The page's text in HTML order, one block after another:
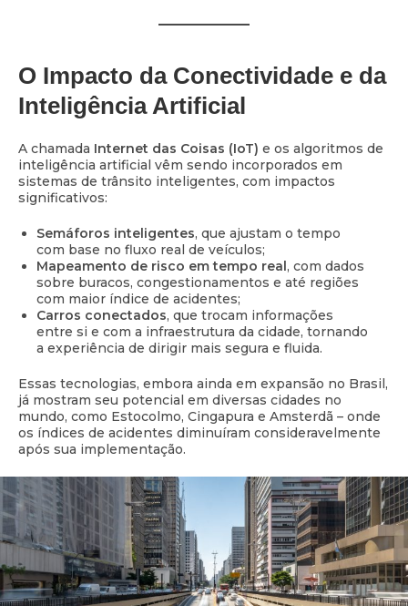
O Impacto da Conectividade e da
Inteligência Artificial
A chamada Internet das Coisas (IoT) e os algoritmos de
inteligência artificial vêm sendo incorporados em
sistemas de trânsito inteligentes, com impactos
significativos:
Semáforos inteligentes, que ajustam o tempo
com base no fluxo real de veículos;
Mapeamento de risco em tempo real , com dados
sobre buracos, congestionamentos e até regiões
com maior índice de acidentes;
Carros conectados, que trocam informações
entre si e com a infraestrutura da cidade, tornando
a experiência de dirigir mais segura e fluida.
Essas tecnologias, embora ainda em expansão no Brasil,
já mostram seu potencial em diversas cidades no
mundo, como Estocolmo, Cingapura e Amsterdã – onde
os índices de acidentes diminuíram consideravelmente
após sua implementação.